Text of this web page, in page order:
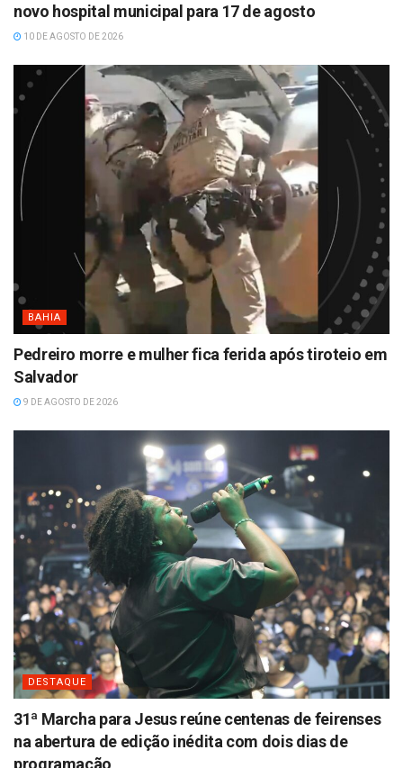
novo hospital municipal para 17 de agosto
10 DE AGOSTO DE 2026
BAHIA
Pedreiro morre e mulher fica ferida após tiroteio em
Salvador
9 DE AGOSTO DE 2026
DESTAQUE
31ª Marcha para Jesus reúne centenas de feirenses
na abertura de edição inédita com dois dias de